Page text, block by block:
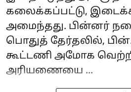
கலைக்கப்பட்டு,
அமைந்தது. பின்னர்
பொதுத் தேர்தலில்,
கூட்டணி அமோக
அரியணையை ...